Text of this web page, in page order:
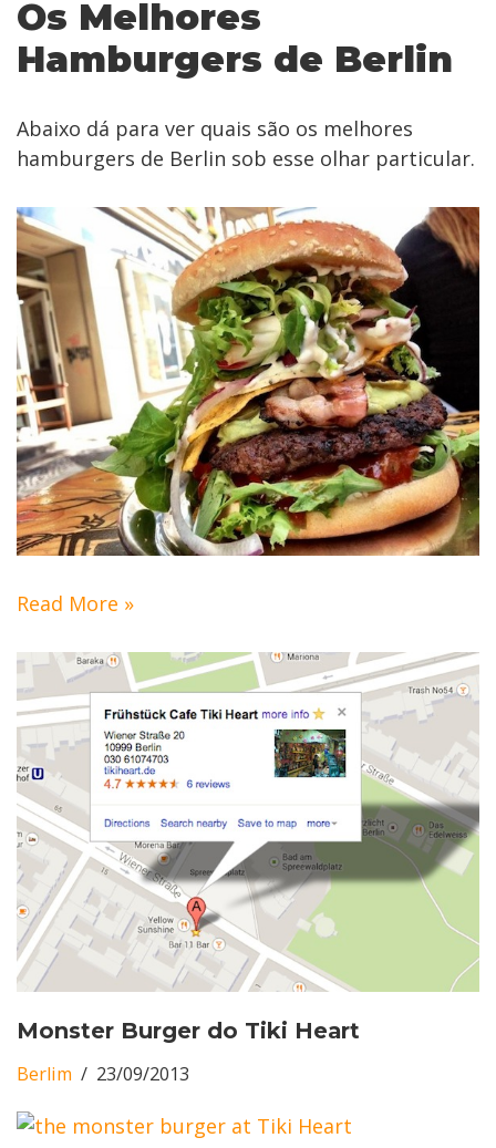
Os Melhores
Hamburgers de Berlin
Abaixo dá para ver quais são os melhores
hamburgers de Berlin sob esse olhar particular.
Read More »
Monster Burger do Tiki Heart
Berlim 23/09/2013